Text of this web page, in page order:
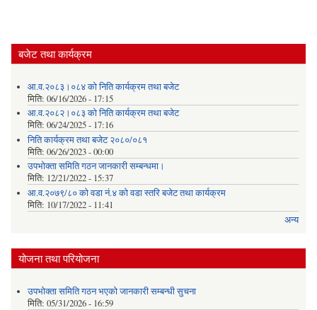
बजेट तथा कार्यक्रम
आ.व.२०८३।०८४ को निति कार्यक्रम तथा बजेट
मिति: 06/16/2026 - 17:15
आ.व.२०८२।०८३ को निति कार्यक्रम तथा बजेट
मिति: 06/24/2025 - 17:16
निति कार्यक्रम तथा बजेट २०८०/०८१
मिति: 06/26/2023 - 00:00
उपभोक्ता समिति गठन जानकारी सम्बन्धमा।
मिति: 12/21/2022 - 15:37
आ.व.२०७९/८० को वडा नं.४ को वडा स्तरि बजेट तथा कार्यक्रम
मिति: 10/17/2022 - 11:41
अन्य
योजना तथा परियोजना
उपभोक्ता समिति गठन भएको जानकारी सम्बन्धी सुचना
मिति: 05/31/2026 - 16:59